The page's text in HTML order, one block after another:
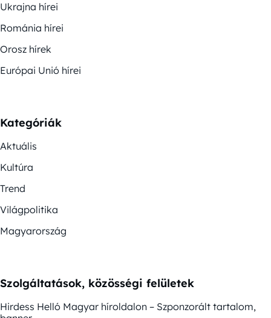
Ukrajna hírei
Románia hírei
Orosz hírek
Európai Unió hírei
Kategóriák
Aktuális
Kultúra
Trend
Világpolitika
Magyarország
Szolgáltatások, közösségi felületek
Hirdess Helló Magyar híroldalon – Szponzorált tartalom,